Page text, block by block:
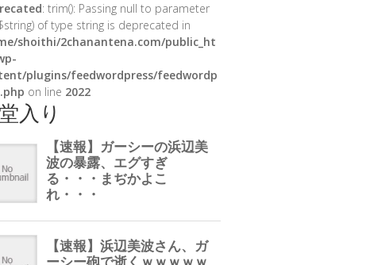
: trim(): Passing null to parameter
of type string is deprecated in
shoithi/2chanantena.com/public_ht
plugins/feedwordpress/feedwordp
on line 2022
入り